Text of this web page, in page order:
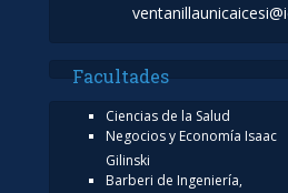
Facultades
Ciencias de la Salud
Negocios y Economía Isaac
Gilinski
Barberi de Ingeniería,